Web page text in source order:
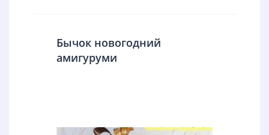
Бычок новогодний
амигуруми